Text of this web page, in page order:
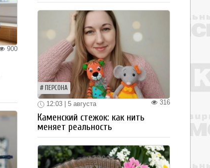
900
ПЕРСОНА
316
12:03 | 5 августа
Каменский стежок: как нить
меняет реальность